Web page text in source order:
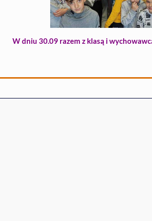
W dniu 30.09 razem z klasą i